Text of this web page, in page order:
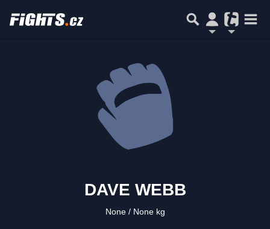
DAVE WEBB
None None kg